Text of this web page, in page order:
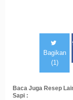
Bagikan
(1)
Baca Juga Resep
Sapi :